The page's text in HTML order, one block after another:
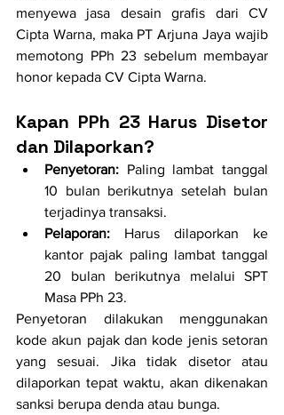
menyewa jasa desain grafis dari CV
Cipta Warna, maka PT Arjuna Jaya wajib
memotong PPh 23 sebelum membayar
honor kepada CV Cipta Warna.
Kapan PPh 23 Harus Disetor
dan Dilaporkan?
Penyetoran: Paling lambat tanggal
10 bulan berikutnya setelah bulan
terjadinya transaksi.
Pelaporan: Harus dilaporkan ke
kantor pajak paling lambat tanggal
20 bulan berikutnya melalui SPT
Masa PPh 23.
Penyetoran dilakukan menggunakan
kode akun pajak dan kode jenis setoran
yang sesuai. Jika tidak disetor atau
dilaporkan tepat waktu, akan dikenakan
sanksi berupa denda atau bunga.